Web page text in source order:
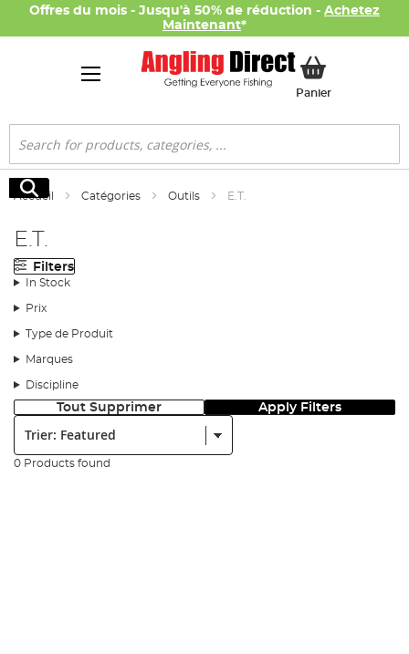
Offres du mois - Jusqu'à 50% de réduction - Achetez
Maintenant*
PanierMon panier
Rechercher
Rechercher
Accueil Catégories Outils E.T.
E.T.
Filters
In Stock
Prix
Type de Produit
Marques
Discipline
Tout Supprimer Apply Filters
0 Products found